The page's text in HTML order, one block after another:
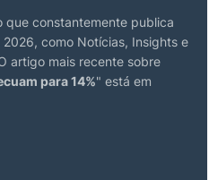
que constantemente publica
como Notícias, Insights e
artigo mais recente sobre
para 14%" está em